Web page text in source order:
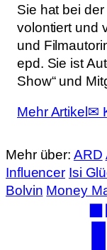
Sie hat bei der
volontiert und
und
epd. Sie ist
Show“ und
Mehr Artikel ✉
Mehr über: ARD
Influencer Isi
Bolvin Money